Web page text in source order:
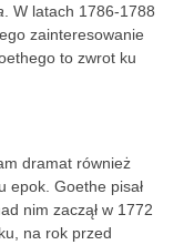
. W latach 1786-1788
zainteresowanie
to zwrot ku
dramat również
epok. Goethe pisał
nim zaczął w 1772
na rok przed